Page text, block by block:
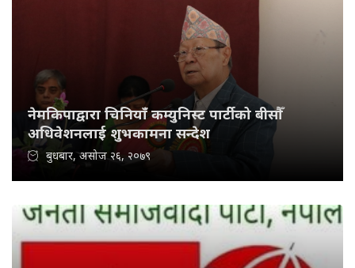
नेमकिपाद्वारा चिनियाँ कम्युनिस्ट पार्टीको बीसौँ
अधिवेशनलाई शुभकामना सन्देश
बुधबार, असोज २६, २०७९